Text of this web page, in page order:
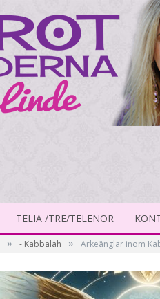
TELIA /TRE/TELENOR
» - Kabbalah » Ärkeänglar inom